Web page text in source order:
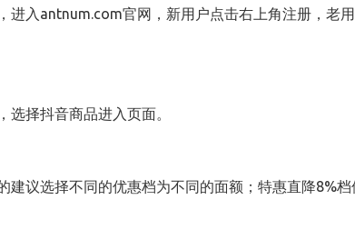
进入antnum.com官网，新用户点击右上角注册，老
择抖音商品进入页面。
议选择不同的优惠档为不同的面额；特惠直降8%